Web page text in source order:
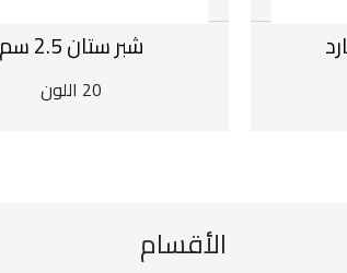
شبر ستان 2.5 سم
20 اللون
الأقسام